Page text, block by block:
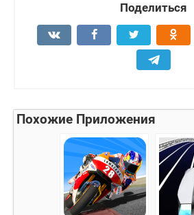
Поделиться
Похожие Приложения